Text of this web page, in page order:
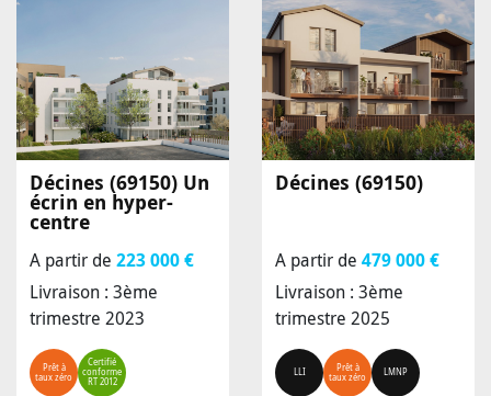
Décines (69150) Un
écrin en hyper-
centre
A partir de 223 000 €
Livraison : 3ème
trimestre 2023
Prêt à
taux zéro
Certifié
conforme
RT 2012
Décines (69150)
A partir de 479 000 €
Livraison : 3ème
trimestre 2025
LLI
Prêt à
taux zéro
LMNP